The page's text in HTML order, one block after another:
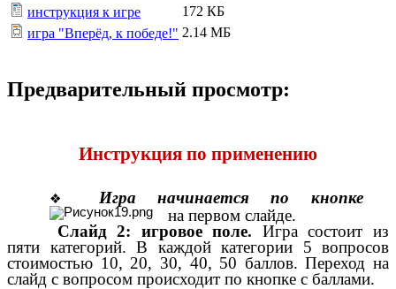
инструкция к игре
172 КБ
игра "Вперёд, к победе!" 2.14 МБ
Предварительный просмотр:
Инструкция по применению
Игра начинается по кнопке
на первом слайде.
Слайд 2: игровое поле.
Игра состоит из
пяти категорий. В каждой категории 5 вопросов
стоимостью 10, 20, 30, 40, 50 баллов. Переход на
слайд с вопросом происходит по кнопке с баллами.